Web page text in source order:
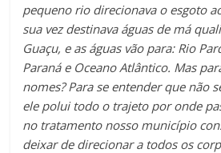
pequeno rio direcionava o esgoto
sua vez destinava águas de má
Guaçu, e as águas vão para: Rio
Paraná e Oceano Atlântico. Mas
nomes? Para se entender que não
ele polui todo o trajeto por onde
no tratamento nosso município
deixar de direcionar a todos os